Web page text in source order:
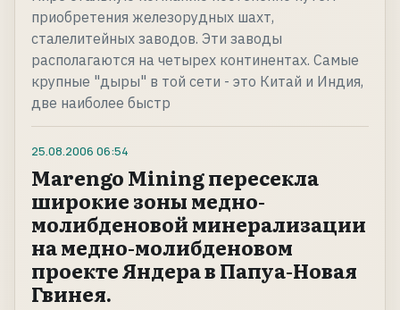
приобретения железорудных шахт,
сталелитейных заводов. Эти заводы
располагаются на четырех континентах. Самые
крупные "дыры" в той сети - это Китай и Индия,
две наиболее быстр
25.08.2006 06:54
Marengo Mining пересекла
широкие зоны медно-
молибденовой минерализации
на медно-молибденовом
проекте Яндера в Папуа-Новая
Гвинея.